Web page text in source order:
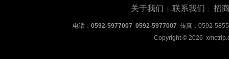
关于我们 联系我们 招
电话： 0592-5977007 0592-5977007 传真：0592-
Copyright © 2026